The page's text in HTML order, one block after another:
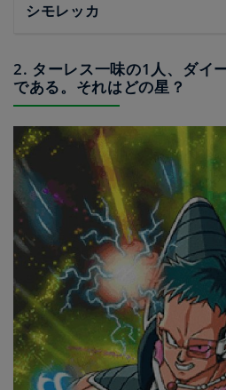
シモレッカ
2. ターレス一味の1人、ダイ
である。それはどの星？